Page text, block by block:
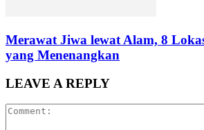
Merawat Jiwa lewat Alam, 8
yang Menenangkan
LEAVE A REPLY